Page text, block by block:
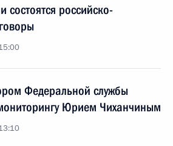
российско-
Федеральной службы
Юрием Чиханчиным